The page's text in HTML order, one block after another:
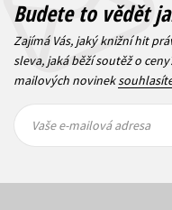
Budete to vědět
Zajímá Vás, jaký knižní hit
sleva, jaká běží soutěž o
mailových novinek
mailová
mailová
Vaše e-mailová adresa